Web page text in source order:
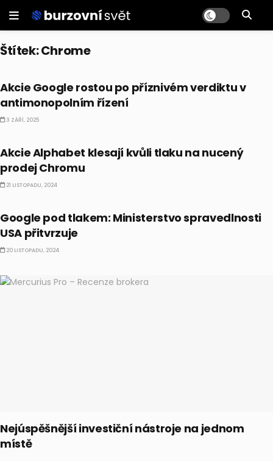
Štítek:Chrome
Akcie Google rostou po příznivém verdiktu v
antimonopolním řízení
3 ZÁŘÍ, 2025
Akcie Alphabet klesají kvůli tlaku na nucený
prodej Chromu
21 LISTOPADU, 2024
Google pod tlakem: Ministerstvo spravedlnosti
USA přitvrzuje
20 LISTOPADU, 2024
Nejúspěšnější investiční nástroje na jednom
místě